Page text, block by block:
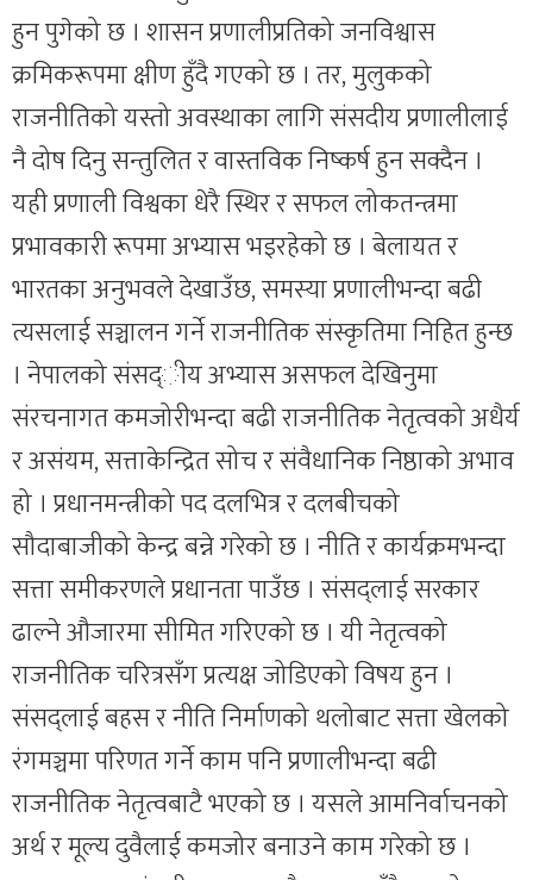
हुन पुगेको छ । शासन प्रणालीप्रतिको जनविश्वास
क्रमिकरूपमा क्षीण हुँदै गएको छ । तर, मुलुकको
राजनीतिको यस्तो अवस्थाका लागि संसदीय प्रणालीलाई
नै दोष दिनु सन्तुलित र वास्तविक निष्कर्ष हुन सक्दैन ।
यही प्रणाली विश्वका धेरै स्थिर र सफल लोकतन्त्रमा
प्रभावकारी रूपमा अभ्यास भइरहेको छ । बेलायत र
भारतका अनुभवले देखाउँछ, समस्या प्रणालीभन्दा बढी
त्यसलाई सञ्चालन गर्ने राजनीतिक संस्कृतिमा निहित हुन्छ
। नेपालको संसद्ीय अभ्यास असफल देखिनुमा
संरचनागत कमजोरीभन्दा बढी राजनीतिक नेतृत्वको अधैर्य
र असंयम, सत्ताकेन्द्रित सोच र संवैधानिक निष्ठाको अभाव
हो । प्रधानमन्त्रीको पद दलभित्र र दलबीचको
सौदाबाजीको केन्द्र बन्ने गरेको छ । नीति र कार्यक्रमभन्दा
सत्ता समीकरणले प्रधानता पाउँछ । संसद्लाई सरकार
ढाल्ने औजारमा सीमित गरिएको छ । यी नेतृत्वको
राजनीतिक चरित्रसँग प्रत्यक्ष जोडिएको विषय हुन ।
संसद्लाई बहस र नीति निर्माणको थलोबाट सत्ता खेलको
रंगमञ्चमा परिणत गर्ने काम पनि प्रणालीभन्दा बढी
राजनीतिक नेतृत्वबाटै भएको छ । यसले आमनिर्वाचनको
अर्थ र मूल्य दुवैलाई कमजोर बनाउने काम गरेको छ ।